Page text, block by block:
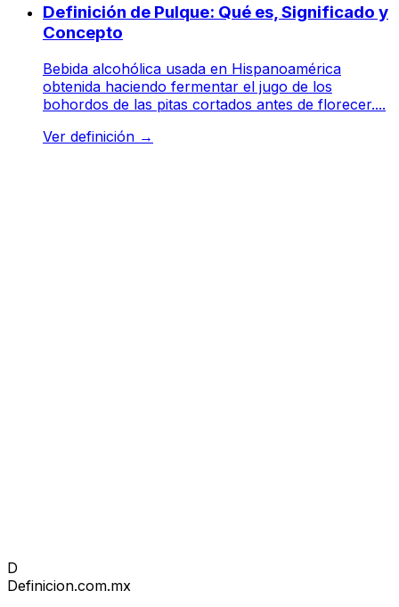
Definición de Pulque: Qué es, Significado y
Concepto
Bebida alcohólica usada en Hispanoamérica
obtenida haciendo fermentar el jugo de los
bohordos de las pitas cortados antes de florecer....
Ver definición →
D
Definicion.com.mx